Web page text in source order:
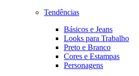
Tendências
Básicos e Jeans
Looks para Trabalho
Preto e Branco
Cores e Estampas
Personagens